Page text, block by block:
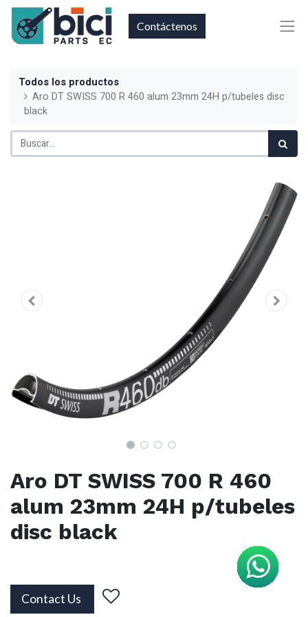
Contáctenos
Todos los productos
Aro DT SWISS 700 R 460 alum 23mm 24H p/tubeles disc
black
Aro DT SWISS 700 R 460
alum 23mm 24H p/tubeles
disc black
Contact Us